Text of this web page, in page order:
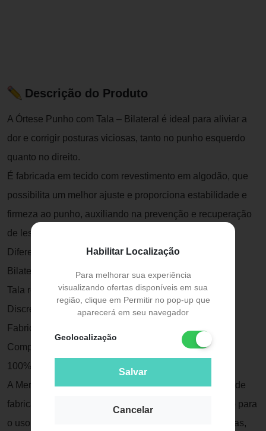
Habilitar Localização
Para melhorar sua experiência
visualizando ofertas disponíveis em sua
região, clique em Permitir no pop-up que
aparecerá em seu navegador
Geolocalização
Salvar
Cancelar
Descrição do Produto
A Órtese Punho com Tala – Bilateral é ideal para aliviar a
dor e corrigir posturas viciosas, tanto no punho esquerdo
quanto no direito.
É fabricada em tecido com revestimento em algodão, que
possibilita um melhor ajuste e proporciona estabilidade e
firmeza ao punho, auxiliando na prevenção e recuperação
de lesões.
Diferenciais:
Bilateral.
Tala removível.
Discreta, leve e confortável.
Fabricada em tecido, com forro macio.
Composição:
100% algodão.
A Mercur garante este produto contra qualquer defeito de
fabricação ou vício de qualidade que o torne impróprio para
o uso, que se apresente no período de 90 (noventa) dias,